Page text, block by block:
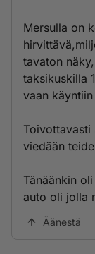
Mersulla on
tavaton
taksikuskilla
vaan
viedään
Tänäänkin
auto oli jolla
Äänestä